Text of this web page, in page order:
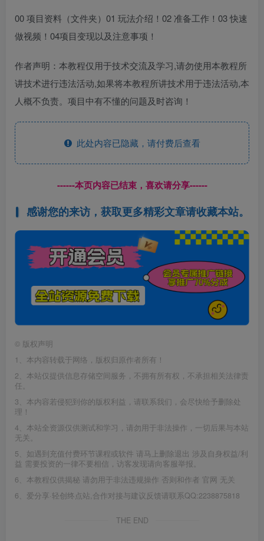
00 项目资料（文件夹）01 玩法介绍！02 准备工作！03 快速
做视频！04项目变现以及注意事项！
作者声明：本教程仅用于技术交流及学习,请勿使用本教程所
讲技术进行违法活动,如果将本教程所讲技术用于违法活动,本
人概不负责。项目中有不懂的问题及时咨询！
此处内容已隐藏，请付费后查看
------本页内容已结束，喜欢请分享------
感谢您的来访，获取更多精彩文章请收藏本站。
© 版权声明
1、本内容转载于网络，版权归原作者所有！
2、本站仅提供信息存储空间服务，不拥有所有权，不承担相关法律责
任。
3、本内容若侵犯到你的版权利益，请联系我们，会尽快给予删除处
理！
4、本站全资源仅供测试和学习，请勿用于非法操作，一切后果与本站
无关。
5、如遇到充值付费环节课程或软件 请马上删除退出 涉及自身权益/利
益 需要投资的一律不要相信，访客发现请向客服举报。
6、本教程仅供揭秘 请勿用于非法违规操作 否则和作者 官网 无关
6、爱分享·轻创终点站,合作对接与建议反馈请联系QQ:2238875818
THE END